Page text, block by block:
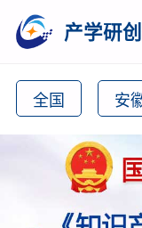
产学研
全国 安